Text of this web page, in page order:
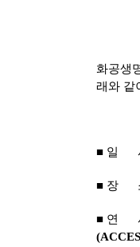
화공생
래와 같
■ 일
■ 장
■ 연